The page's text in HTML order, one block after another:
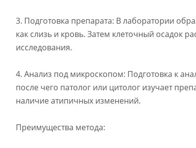
3. Подготовка препарата: В лаборатории
как слизь и кровь. Затем клеточный осадок
исследования.
4. Анализ под микроскопом: Подготовка к
после чего патолог или цитолог изучает
наличие атипичных изменений.
Преимущества метода: